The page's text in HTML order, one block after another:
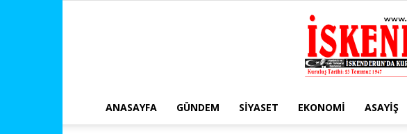
ANASAYFA GÜNDEM SIYASET EKONOMI ASAYIŞ